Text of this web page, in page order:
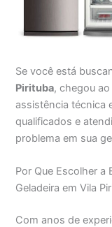
Se você está
Pirituba, chegou
assistência técnica
qualificados e
problema em sua
Por Que Escolher a
Geladeira em Vila
Com anos de